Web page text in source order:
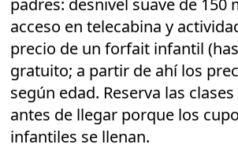
acceso en telecabina y
precio de un forfait infantil
gratuito; a partir de ahí los
según edad. Reserva las
antes de llegar porque los
infantiles se llenan.